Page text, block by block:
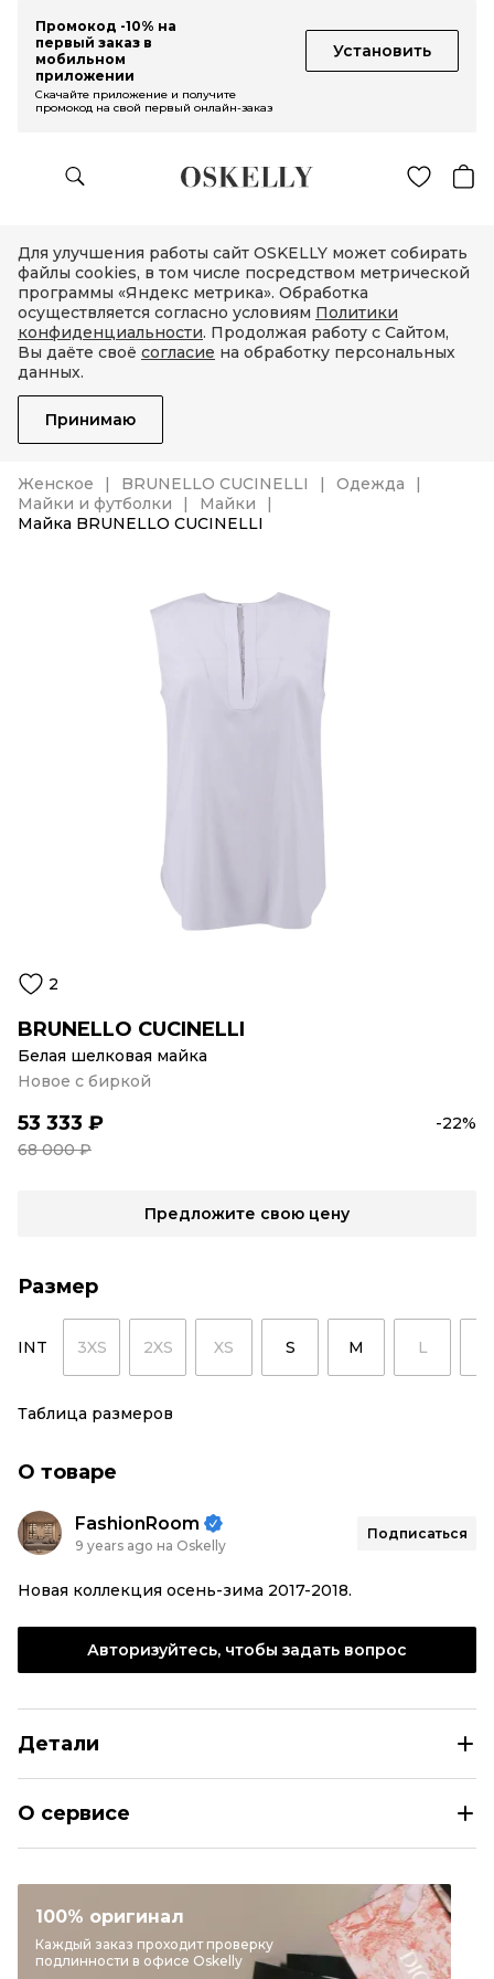
Промокод -10% на
первый заказ в
мобильном
приложении
Установить
Скачайте приложение и получите
промокод на свой первый онлайн-заказ
Для улучшения работы сайт OSKELLY может собирать
файлы cookies, в том числе посредством метрической
программы «Яндекс метрика». Обработка
осуществляется согласно условиям Политики
конфиденциальности. Продолжая работу с Сайтом,
Вы даёте своё согласие на обработку персональных
данных.
Принимаю
Женское BRUNELLO CUCINELLI
Одежда
Майки и футболки
Майки
Майка BRUNELLO CUCINELLI
2
BRUNELLO CUCINELLI
Белая шелковая майка
Новое с биркой
53 333 ₽
-22%
68 000 ₽
Предложите свою цену
Размер
INT 3XS 2XS XS S M L
Таблица размеров
О товаре
FashionRoom
9 years ago на Oskelly
Подписаться
Новая коллекция осень-зима 2017-2018.
Авторизуйтесь, чтобы задать вопрос
Детали
Раздел
Категория
Майки
Бренд
BRUNELLO CUCINELLI
О сервисе
100% оригинал
Каждый заказ проходит проверку
подлинности в офисе Oskelly